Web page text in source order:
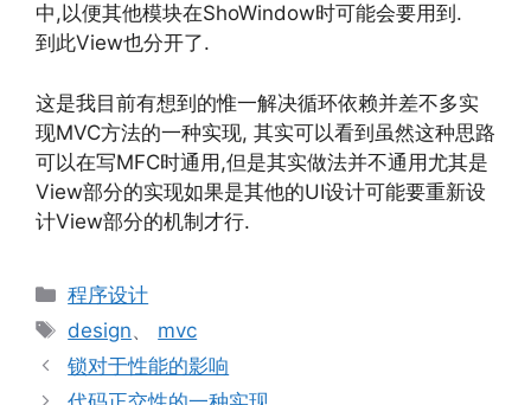
中,以便其他模块在ShoWindow时可能会要用到.
到此View也分开了.
这是我目前有想到的惟一解决循环依赖并差不多实
现MVC方法的一种实现, 其实可以看到虽然这种思路
可以在写MFC时通用,但是其实做法并不通用尤其是
View部分的实现如果是其他的UI设计可能要重新设
计View部分的机制才行.
分
类
程序设计
标
签
design、 mvc
锁对于性能的影响